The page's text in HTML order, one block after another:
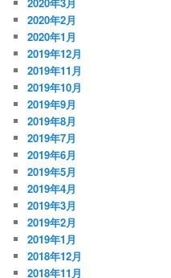
2020年2月
2020年1月
2019年12月
2019年11月
2019年10月
2019年9月
2019年8月
2019年7月
2019年6月
2019年5月
2019年4月
2019年3月
2019年2月
2019年1月
2018年12月
2018年11月